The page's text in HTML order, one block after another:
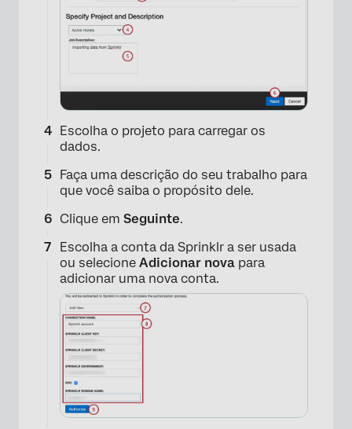
Escolha o projeto para carregar os
dados.
Faça uma descrição do seu trabalho para
que você saiba o propósito dele.
Clique em Seguinte.
Escolha a conta da Sprinklr a ser usada
ou selecione Adicionar nova para
adicionar uma nova conta.